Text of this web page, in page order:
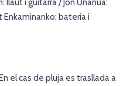
llaüt i guitarra / Jon Unanua:
bateria i
el cas de pluja es trasllada a